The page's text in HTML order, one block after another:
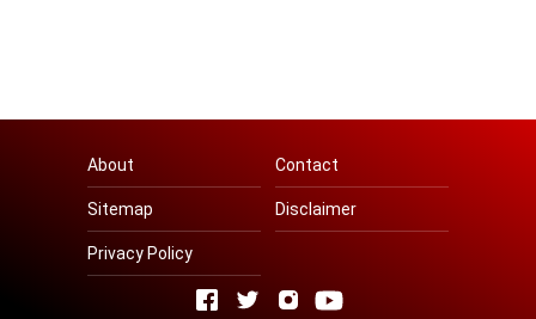
About Contact
Sitemap Disclaimer
Privacy Policy